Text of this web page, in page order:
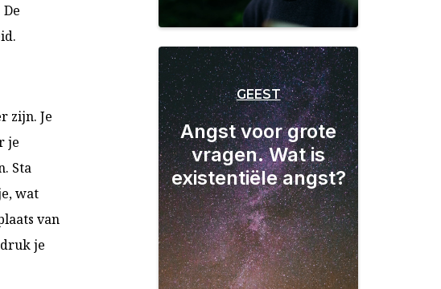
zijn. Je
je
Sta
wat
van
je
GEEST
Angst voor grote
vragen. Wat is
existentiële angst?